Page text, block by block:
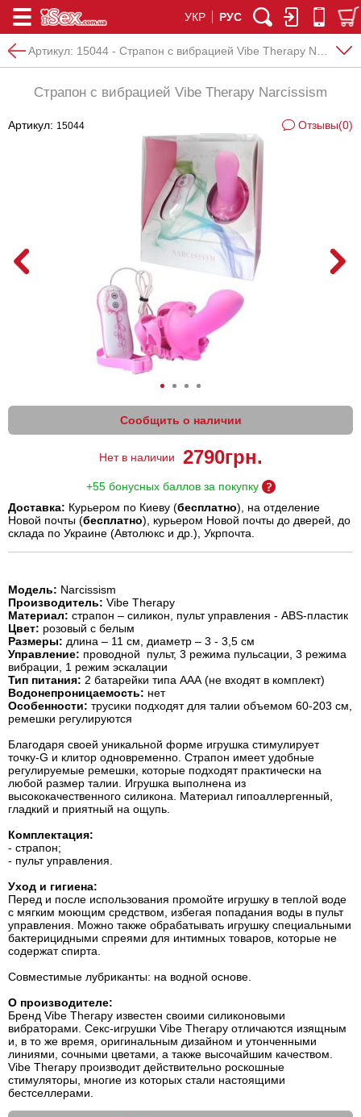
УКР РУС
Артикул: 15044 - Страпон с вибрацией Vibe Therapy Narcissism
Страпон с вибрацией Vibe Therapy Narcissism
Артикул: 15044 Отзывы(0)
Сообщить о наличии
Нет в наличии 2790грн.
+55 бонусных баллов за покупку
Доставка: Курьером по Киеву (бесплатно), на отделение
Новой почты (бесплатно), курьером Новой почты до дверей, до
склада по Украине (Автолюкс и др.), Укрпочта.
Модель: Narcissism
Производитель: Vibe Therapy
Материал: страпон – силикон, пульт управления - ABS-пластик
Цвет: розовый с белым
Размеры: длина – 11 см, диаметр – 3 - 3,5 см
Управление: проводной пульт, 3 режима пульсации, 3 режима
вибрации, 1 режим эскалации
Тип питания: 2 батарейки типа ААА (не входят в комплект)
Водонепроницаемость: нет
Особенности: трусики подходят для талии объемом 60-203 см,
ремешки регулируются
Благодаря своей уникальной форме игрушка стимулирует
точку-G и клитор одновременно. Страпон имеет удобные
регулируемые ремешки, которые подходят практически на
любой размер талии. Игрушка выполнена из
высококачественного силикона. Материал гипоаллергенный,
гладкий и приятный на ощупь.
Комплектация:
- страпон;
- пульт управления.
Уход и гигиена:
Перед и после использования промойте игрушку в теплой воде
с мягким моющим средством, избегая попадания воды в пульт
управления. Можно также обрабатывать игрушку специальными
бактерицидными спреями для интимных товаров, которые не
содержат спирта.
Совместимые лубриканты: на водной основе.
О производителе:
Бренд Vibe Therapy известен своими силиконовыми
вибраторами. Секс-игрушки Vibe Therapy отличаются изящным
и, в то же время, оригинальным дизайном и утонченными
линиями, сочными цветами, а также высочайшим качеством.
Vibe Therapy производит действительно роскошные
стимуляторы, многие из которых стали настоящими
бестселлерами.